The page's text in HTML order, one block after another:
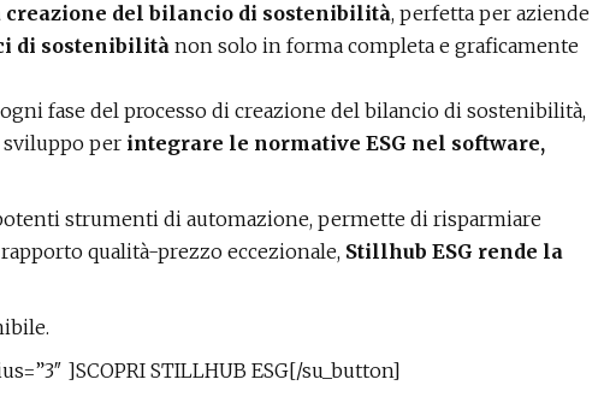
creazione del bilancio di sostenibilità, perfetta per aziende
di sostenibilità non solo in forma completa e graficamente
fase del processo di creazione del bilancio di sostenibilità,
sviluppo per integrare le normative ESG nel software,
strumenti di automazione, permette di risparmiare
qualità-prezzo eccezionale, Stillhub ESG rende la
]SCOPRI STILLHUB ESG[/su_button]